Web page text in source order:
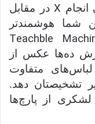
انجام Xدر مقابل
شما هوشمندتر
Teachble
ده‌ها عکس از
متفاوت
تشخیصتان دهد.
از پارچ‌ها